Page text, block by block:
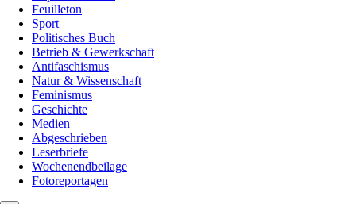
Feuilleton
Sport
Politisches Buch
Betrieb & Gewerkschaft
Antifaschismus
Natur & Wissenschaft
Feminismus
Geschichte
Medien
Abgeschrieben
Leserbriefe
Wochenendbeilage
Fotoreportagen